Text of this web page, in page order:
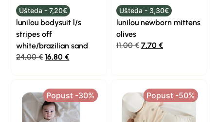
Ušteda - 7,20€
lunilou bodysuit l/s
stripes off
white/brazilian sand
24,00€ 16,80€
Ušteda - 3,30€
lunilou newborn mittens
olives
11,00€ 7,70 €
Popust -30%
Popust -30% Popust -50%
Popust -50%